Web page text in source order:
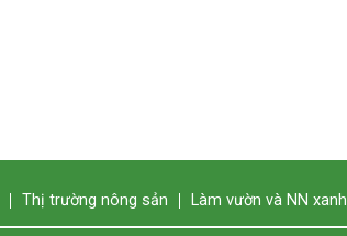
Thị trường nông sản Làm vườn và NN xanh